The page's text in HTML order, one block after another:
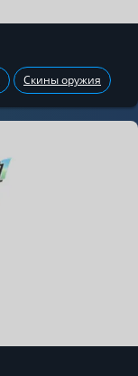
Скины оружия